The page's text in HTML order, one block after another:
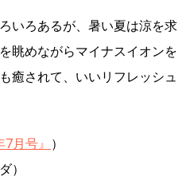
いろあるが、暑い夏は涼を求
眺めながらマイナスイオンを
癒されて、いいリフレッシュ
月号』 ）
）